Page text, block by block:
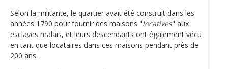
Selon la militante, le quartier avait été construit dans les
années 1790 pour fournir des maisons "locatives" aux
esclaves malais, et leurs descendants ont également vécu
en tant que locataires dans ces maisons pendant près de
200 ans.